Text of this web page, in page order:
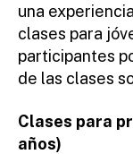
una
clases para
participantes
de las clases
Clases para
años)